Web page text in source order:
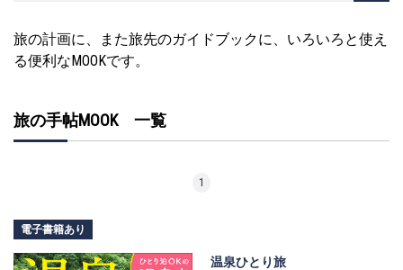
旅の計画に、また旅先のガイドブックに、いろいろと使え
る便利なMOOKです。
旅の手帖MOOK 一覧
1
電子書籍あり
温泉ひとり旅